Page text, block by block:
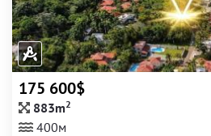
175 600$
883m2
400м